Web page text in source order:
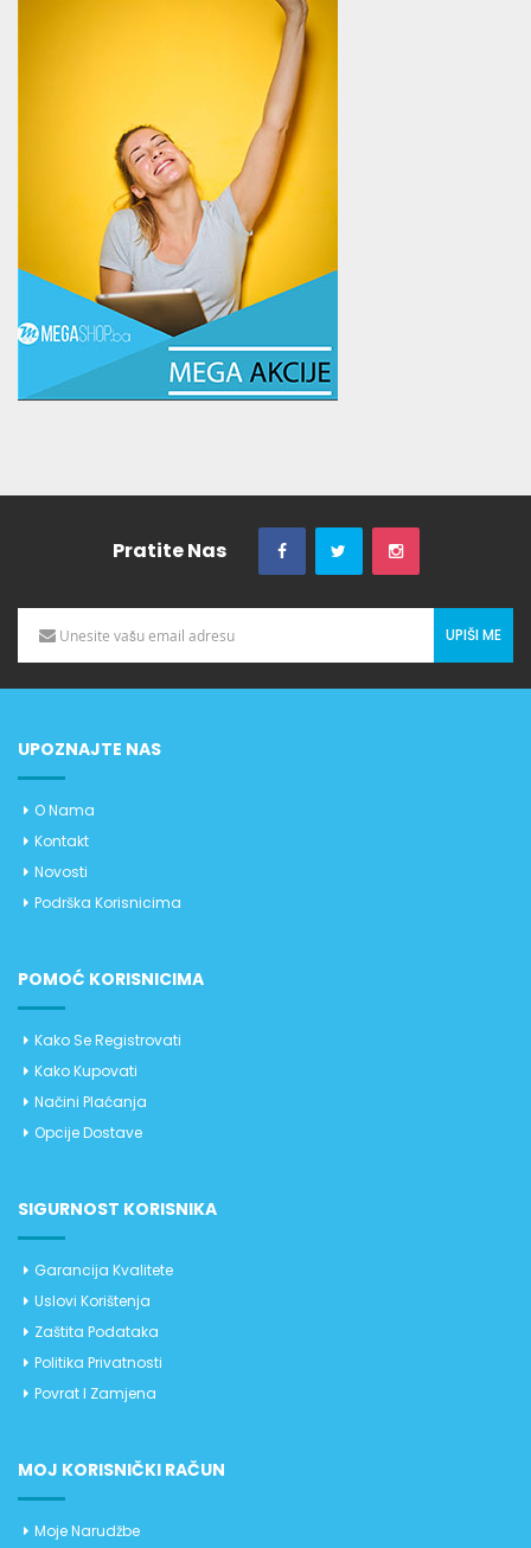
Pratite Nas
UPIŠI ME
UPOZNAJTE NAS
O Nama
Kontakt
Novosti
Podrška Korisnicima
POMOĆ KORISNICIMA
Kako Se Registrovati
Kako Kupovati
Načini Plaćanja
Opcije Dostave
SIGURNOST KORISNIKA
Garancija Kvalitete
Uslovi Korištenja
Zaštita Podataka
Politika Privatnosti
Povrat I Zamjena
MOJ KORISNIČKI RAČUN
Moje Narudžbe